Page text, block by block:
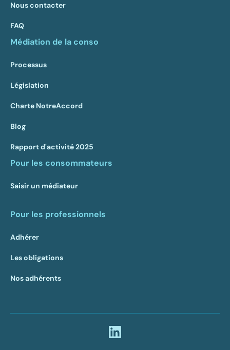
Nous contacter
FAQ
Médiation de la conso
Processus
Législation
Charte NotreAccord
Blog
Rapport d'activité 2025
Pour les consommateurs
Saisir un médiateur
Pour les professionnels
Adhérer
Les obligations
Nos adhérents